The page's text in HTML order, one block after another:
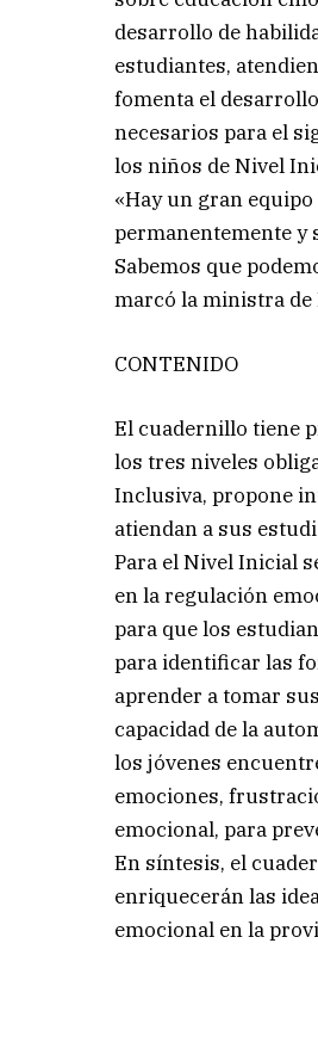
desarrollo de
estudiantes,
fomenta el
necesarios para el
los niños de Nivel
«Hay un gran
permanentemente y
Sabemos que
marcó la ministra de
CONTENIDO
El cuadernillo tiene
los tres niveles
Inclusiva, propone
atiendan a sus
Para el Nivel Inicial
en la regulación
para que los
para identificar las
aprender a tomar
capacidad de la
los jóvenes
emociones,
emocional, para
En síntesis, el
enriquecerán las
emocional en la